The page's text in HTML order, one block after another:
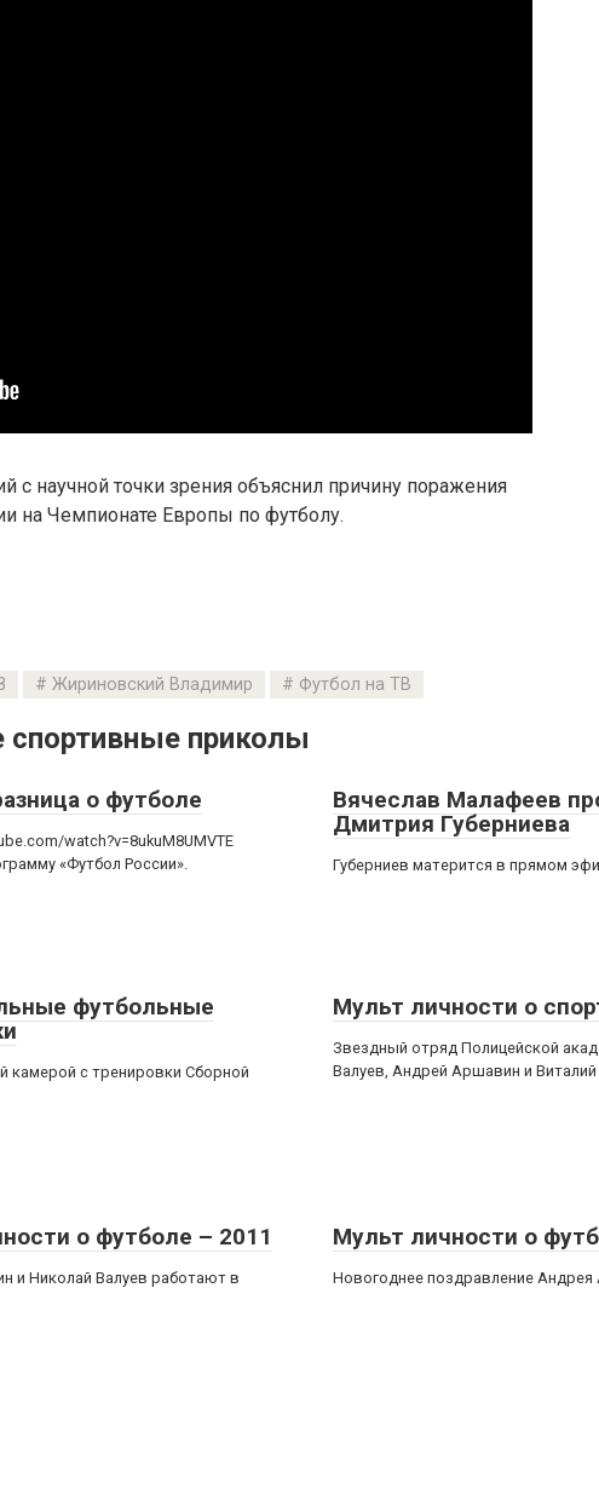
научной точки зрения объяснил причину поражения
на Чемпионате Европы по футболу.
Жириновский Владимир Футбол на ТВ
спортивные приколы
о футболе
watch?v=8ukuM8UMVTE
«Футбол России».
Вячеслав Малафеев
Дмитрия Губерниева
Губерниев матерится в прямом
футбольные
камерой с тренировки Сборной
Мульт личности о
Звездный отряд Полицейской
Валуев, Андрей Аршавин и
о футболе – 2011
и Николай Валуев работают в
Мульт личности о
Новогоднее поздравление